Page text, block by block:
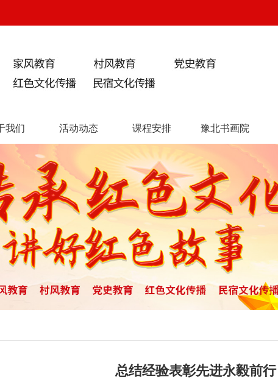
我们 活动动态 课程安排 豫北书画院
总结经验表彰先进永毅前行